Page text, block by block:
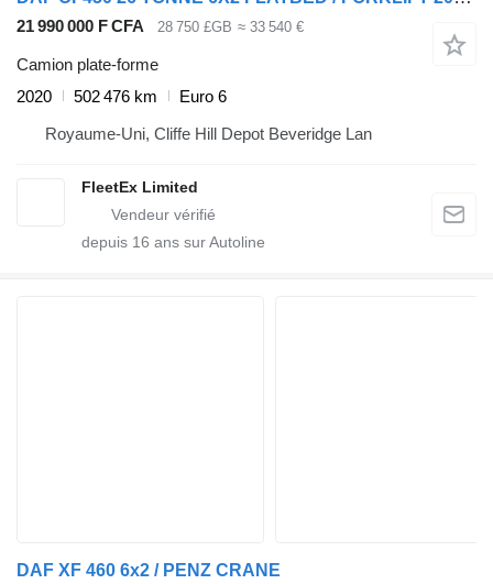
21 990 000 F CFA 28 750 £GB ≈ 33 540 €
Camion plate-forme
2020
502 476 km
Euro 6
Royaume-Uni, Cliffe Hill Depot Beveridge Lan
FleetEx Limited
depuis 16 ans sur Autoline
DAF XF 460 6x2 / PENZ CRANE